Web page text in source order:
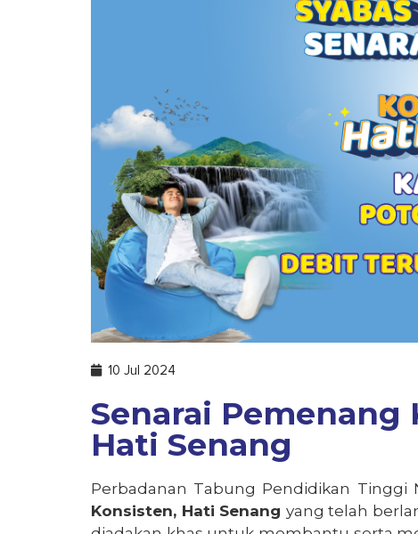
10 Jul 2024
Senarai Pemenang
Hati Senang
Perbadanan Tabung Pendidikan Tinggi
Konsisten, Hati Senang yangtelah